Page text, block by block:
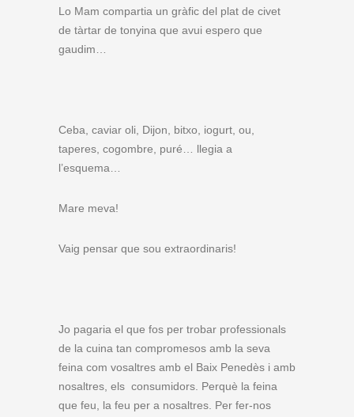
Lo Mam compartia un gràfic del plat de civet
de tàrtar de tonyina que avui espero que
gaudim…
Ceba, caviar oli, Dijon, bitxo, iogurt, ou,
taperes, cogombre, puré… llegia a
l’esquema…
Mare meva!
Vaig pensar que sou extraordinaris!
Jo pagaria el que fos per trobar professionals
de la cuina tan compromesos amb la seva
feina com vosaltres amb el Baix Penedès i amb
nosaltres, els consumidors. Perquè la feina
que feu, la feu per a nosaltres. Per fer-nos